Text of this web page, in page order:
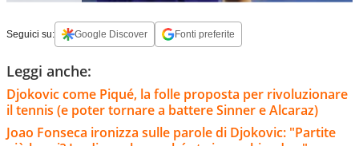
Seguici su: Google Discover Fonti preferite
Leggi anche:
Djokovic come Piqué, la folle proposta per rivoluzionare
il tennis (e poter tornare a battere Sinner e Alcaraz)
Joao Fonseca ironizza sulle parole di Djokovic: "Partite